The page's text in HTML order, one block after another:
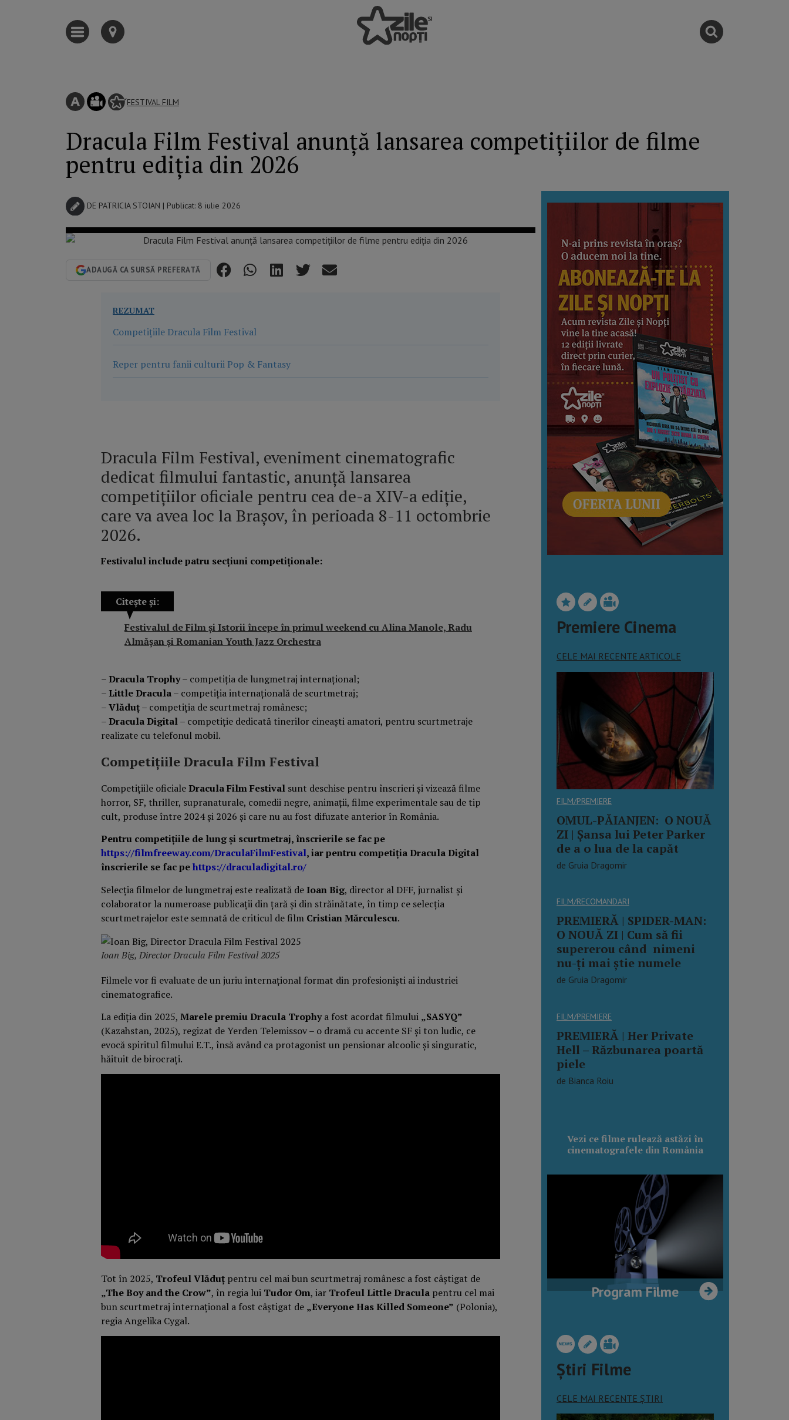
FESTIVAL FILM
Dracula Film Festival anunță lansarea competițiilor de filme
pentru ediția din 2026
DE PATRICIA STOIAN | Publicat: 8 iulie 2026
ADAUGĂ CA SURSĂ PREFERATĂ
REZUMAT
Competițiile Dracula Film Festival
Reper pentru fanii culturii Pop & Fantasy
Dracula Film Festival, eveniment cinematografic
dedicat filmului fantastic, anunță lansarea
competițiilor oficiale pentru cea de-a XIV-a ediție,
care va avea loc la Brașov, în perioada 8-11 octombrie
2026.
Festivalul include patru secțiuni competiționale:
Citește și:
Festivalul de Film și Istorii începe în primul weekend cu Alina Manole, Radu
Almășan și Romanian Youth Jazz Orchestra
–Dracula Trophy– competiția de lungmetraj internațional;
–Little Dracula– competiția internațională de scurtmetraj;
–Vlăduț– competiția de scurtmetraj românesc;
–Dracula Digital– competiție dedicată tinerilor cineaști amatori, pentru scurtmetraje
realizate cu telefonul mobil.
Competițiile Dracula Film Festival
Competițiile oficialeDracula Film Festival sunt deschise pentru înscrieri și vizează filme
horror, SF, thriller, supranaturale, comedii negre, animații, filme experimentale sau de tip
cult, produse între 2024 și 2026 și care nu au fost difuzate anterior în România.
Pentru competițiile de lung și scurtmetraj, înscrierile se fac pe
https://filmfreeway.com/DraculaFilmFestival, iar pentru competiția Dracula Digital
înscrierile se fac pehttps://draculadigital.ro/
Selecția filmelor de lungmetraj este realizată deIoan Big, director al DFF, jurnalist și
colaborator la numeroase publicații din țară și din străinătate, în timp ce selecția
scurtmetrajelor este semnată de criticul de film Cristian Mărculescu.
Ioan Big, Director Dracula Film Festival 2025
Filmele vor fi evaluate de un juriu internațional format din profesioniști ai industriei
cinematografice.
La ediția din 2025, Marele premiu Dracula Trophya fost acordat filmului „SASYQ”
(Kazahstan, 2025), regizat de Yerden Telemissov – o dramă cu accente SF și ton ludic, ce
evocă spiritul filmului E.T., însă având ca protagonist un pensionar alcoolic și singuratic,
hăituit de birocrați.
Tot în 2025, Trofeul Vlăduț pentru cel mai bun scurtmetraj românesc a fost câștigat de
„The Boy and the Crow”, în regia lui Tudor Om, iar Trofeul Little Dracula pentru cel mai
bun scurtmetraj internațional a fost câștigat de „Everyone Has Killed Someone” (Polonia),
regia Angelika Cygal.
Premiere Cinema
CELE MAI RECENTE ARTICOLE
FILM/PREMIERE
OMUL-PĂIANJEN: O NOUĂ
ZI | Şansa lui Peter Parker
de a o lua de la capăt
de Gruia Dragomir
FILM/RECOMANDARI
PREMIERĂ | SPIDER-MAN:
O NOUĂ ZI | Cum să fii
supererou când nimeni
nu-ți mai știe numele
de Gruia Dragomir
FILM/PREMIERE
PREMIERĂ | Her Private
Hell – Răzbunarea poartă
piele
de Bianca Roiu
Vezi ce filme rulează astăzi în
cinematografele din România
Program Filme
Știri Filme
CELE MAI RECENTE ȘTIRI